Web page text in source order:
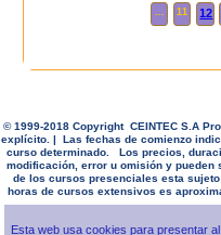
11 12
© 1999-2018 Copyright CEINTEC S.A
explícito. | Las fechas de comienzo
curso determinado. Los precios,
modificación, error u omisión y
de los cursos presenciales esta
horas de cursos extensivos es
Esta web usa cookies para presentar